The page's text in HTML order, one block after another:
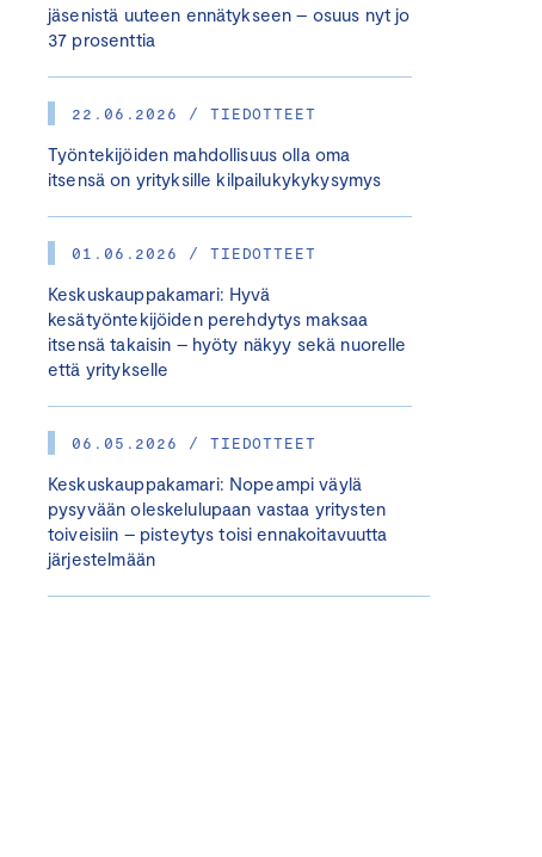
jäsenistä uuteen ennätykseen – osuus nyt jo
37 prosenttia
22.06.2026 / TIEDOTTEET
Työntekijöiden mahdollisuus olla oma
itsensä on yrityksille kilpailukykykysymys
01.06.2026 / TIEDOTTEET
Keskuskauppakamari: Hyvä
kesätyöntekijöiden perehdytys maksaa
itsensä takaisin – hyöty näkyy sekä nuorelle
että yritykselle
06.05.2026 / TIEDOTTEET
Keskuskauppakamari: Nopeampi väylä
pysyvään oleskelulupaan vastaa yritysten
toiveisiin – pisteytys toisi ennakoitavuutta
järjestelmään